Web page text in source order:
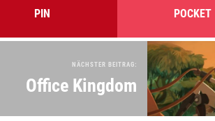
PIN POCKET
NÄCHSTER BEITRAG:
Office Kingdom